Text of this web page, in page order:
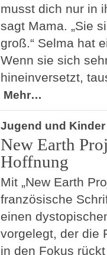
musst dich nur in
sagt Mama. „Sie
groß.“ Selma hat
Wenn sie sich
hineinversetzt,
Mehr…
Jugend und Kinder
New Earth
Hoffnung
Mit „New Earth
französische
einen
vorgelegt, der die
in den Fokus